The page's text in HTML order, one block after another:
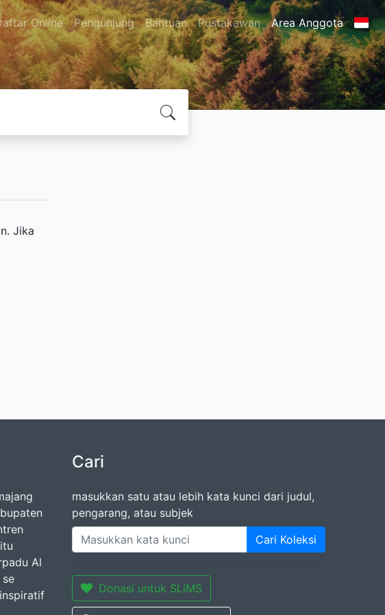
Online Pengunjung Bantuan Pustakawan Area Anggota
Jika
Al
Cari
masukkan satu atau lebih kata kunci dari judul,
pengarang, atau subjek
Cari Koleksi
Donasi untuk SLiMS